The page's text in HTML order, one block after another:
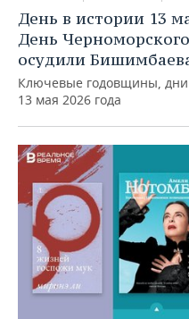
День в истории 13
День
осудили
Ключевые годовщины,
13 мая 2026 года